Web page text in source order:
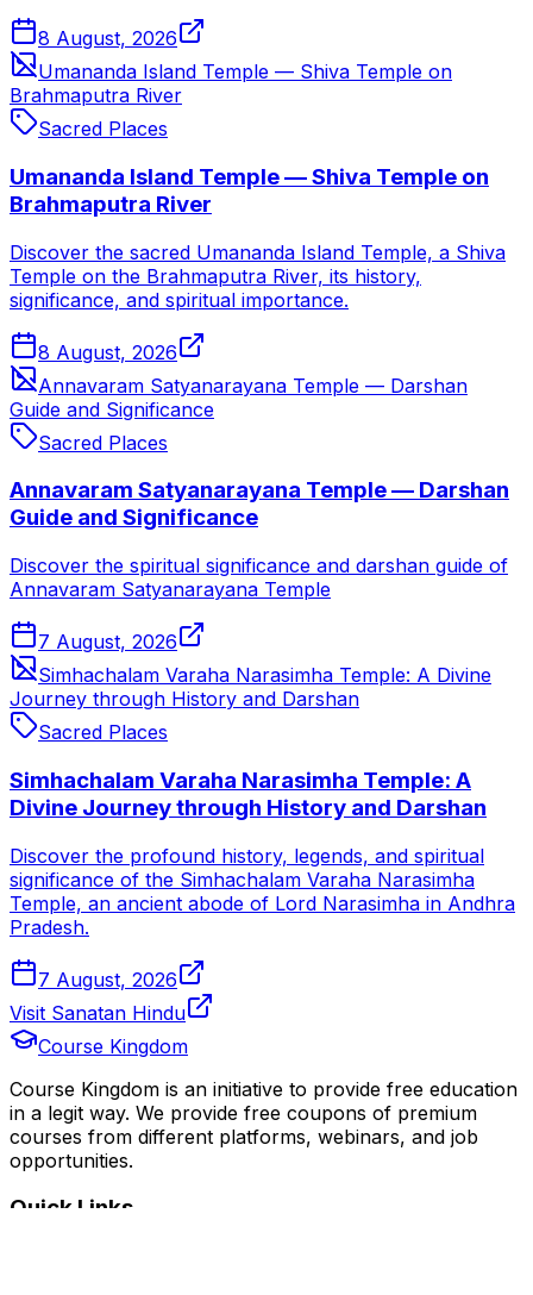
8 August, 2026
Umananda Island Temple — Shiva Temple on
Brahmaputra River
Sacred Places
Umananda Island Temple — Shiva Temple on
Brahmaputra River
Discover the sacred Umananda Island Temple, a Shiva
Temple on the Brahmaputra River, its history,
significance, and spiritual importance.
8 August, 2026
Annavaram Satyanarayana Temple — Darshan
Guide and Significance
Sacred Places
Annavaram Satyanarayana Temple — Darshan
Guide and Significance
Discover the spiritual significance and darshan guide of
Annavaram Satyanarayana Temple
7 August, 2026
Simhachalam Varaha Narasimha Temple: A Divine
Journey through History and Darshan
Sacred Places
Simhachalam Varaha Narasimha Temple: A
Divine Journey through History and Darshan
Discover the profound history, legends, and spiritual
significance of the Simhachalam Varaha Narasimha
Temple, an ancient abode of Lord Narasimha in Andhra
Pradesh.
7 August, 2026
Visit Sanatan Hindu
Course Kingdom
Course Kingdom is an initiative to provide free education
in a legit way. We provide free coupons of premium
courses from different platforms, webinars, and job
opportunities.
Quick Links